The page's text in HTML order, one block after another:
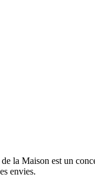
la Maison est un
envies.